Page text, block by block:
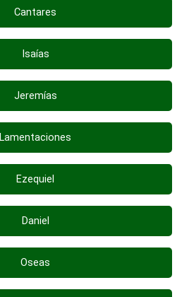
Cantares
Isaías
Jeremías
Lamentaciones
Ezequiel
Daniel
Oseas